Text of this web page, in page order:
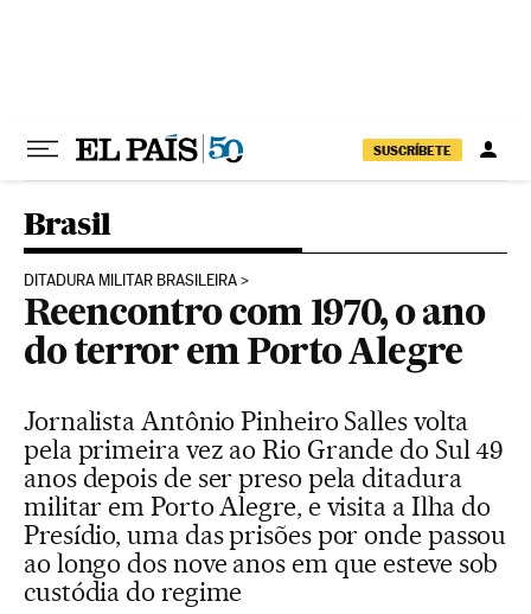
SUSCRÍBETE
Brasil
DITADURA MILITAR BRASILEIRA
Reencontro com 1970, o ano
do terror em Porto Alegre
Jornalista Antônio Pinheiro Salles volta
pela primeira vez ao Rio Grande do Sul 49
anos depois de ser preso pela ditadura
militar em Porto Alegre, e visita a Ilha do
Presídio, uma das prisões por onde passou
ao longo dos nove anos em que esteve sob
custódia do regime